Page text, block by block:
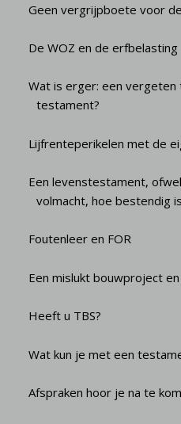
Geen vergrijpboete voor
De WOZ en de erfbelasting
Wat is erger: een
testament?
Lijfrenteperikelen met de
Een levenstestament,
volmacht, hoe bestendig
Foutenleer en FOR
Een mislukt bouwproject
Heeft u TBS?
Wat kun je met een
Afspraken hoor je na te